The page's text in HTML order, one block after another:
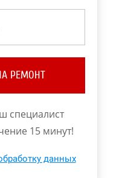
РЕМОНТ
специалист
15 минут!
данных